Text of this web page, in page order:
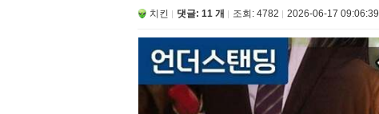
치킨 댓글: 11 개 조회: 4782 2026-06-17 09:06:39